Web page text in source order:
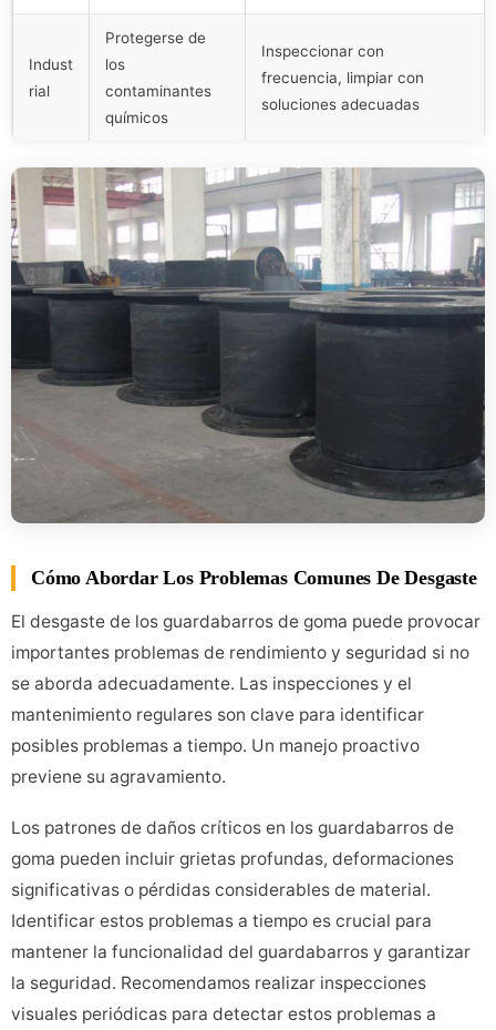
Indust
rial
Protegerse de
los
contaminantes
químicos
Inspeccionar con
frecuencia, limpiar con
soluciones adecuadas
Cómo Abordar Los Problemas Comunes De Desgaste
El desgaste de los guardabarros de goma puede provocar
importantes problemas de rendimiento y seguridad si no
se aborda adecuadamente. Las inspecciones y el
mantenimiento regulares son clave para identificar
posibles problemas a tiempo. Un manejo proactivo
previene su agravamiento.
Los patrones de daños críticos en los guardabarros de
goma pueden incluir grietas profundas, deformaciones
significativas o pérdidas considerables de material.
Identificar estos problemas a tiempo es crucial para
mantener la funcionalidad del guardabarros y garantizar
la seguridad. Recomendamos realizar inspecciones
visuales periódicas para detectar estos problemas a